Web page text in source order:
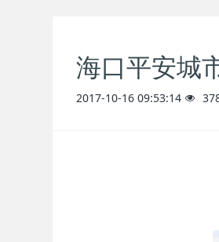
海口平安城
2017-10-16 09:53:14